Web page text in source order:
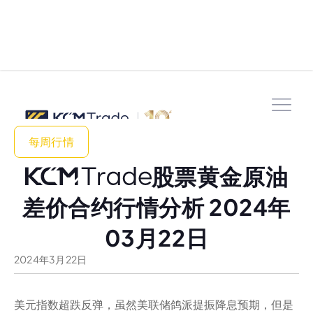
每周行情
股票黄金原油
差价合约行情分析 2024年
03月22日
2024年3 月 22日
美元指数超跌反弹，虽然美联储鸽派提振降息预期，但是